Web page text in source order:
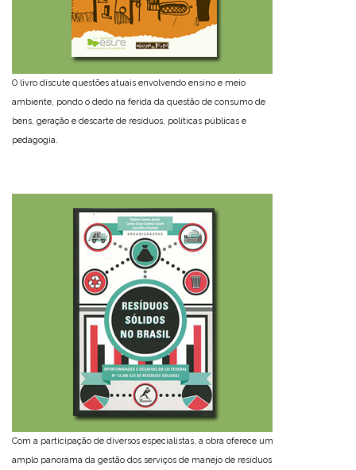
O livro discute questões atuais envolvendo ensino e meio
ambiente, pondo o dedo na ferida da questão de consumo de
bens, geração e descarte de resíduos, políticas públicas e
pedagogia.
Com a participação de diversos especialistas, a obra oferece um
amplo panorama da gestão dos serviços de manejo de resíduos